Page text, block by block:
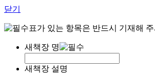
닫기
표가 있는 항목은 반드시 기재해
새책장 명
새책장 설명